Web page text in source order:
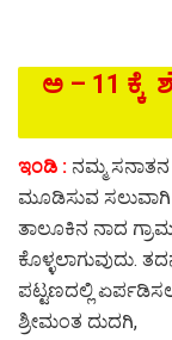
ಅ – 11
ಇಂಡಿ : ನಮ್ಮ ಸನಾತನ
ಮೂಡಿಸುವ
ತಾಲೂಕಿನ ನಾದ
ಕೊಳ್ಳಲಾಗುವುದು.
ಪಟ್ಟಣದಲ್ಲಿ
ಶ್ರೀಮಂತ ದುದಗಿ,